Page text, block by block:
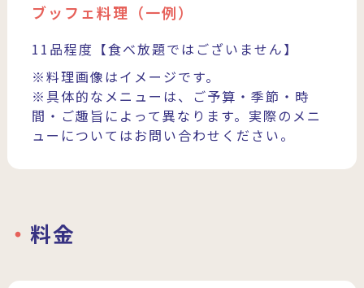
ブッフェ料理（一例）
11品程度【食べ放題ではございません】
※料理画像はイメージです。
※具体的なメニューは、ご予算・季節・時
間・ご趣旨によって異なります。実際のメニ
ューについてはお問い合わせください。
料金